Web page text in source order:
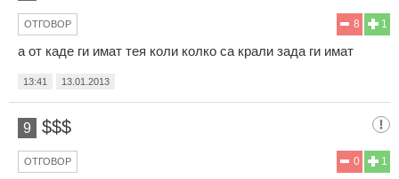
1
8
ОТГОВОР
а от каде ги имат тея коли колко са крали зада ги имат
13:41 13.01.2013
9 $$$
1
0
ОТГОВОР